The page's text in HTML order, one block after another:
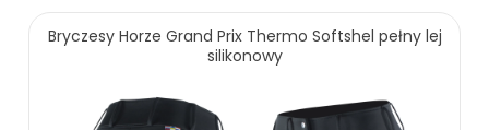
Bryczesy Horze Grand Prix Thermo Softshel pełny lej
silikonowy